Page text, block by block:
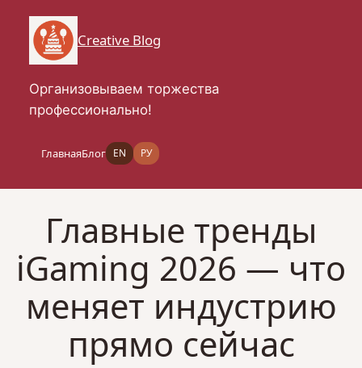
содержимому
Creative Blog
Организовываем торжества
профессионально!
ГлавнаяБлог EN РУ
Главные тренды
iGaming 2026 — что
меняет индустрию
прямо сейчас